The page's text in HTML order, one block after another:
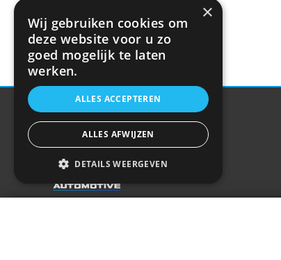
×
Wij gebruiken cookies om
deze website voor u zo
goed mogelijk te laten
werken.
ALLES ACCEPTEREN
ALLES AFWIJZEN
DETAILS WEERGEVEN